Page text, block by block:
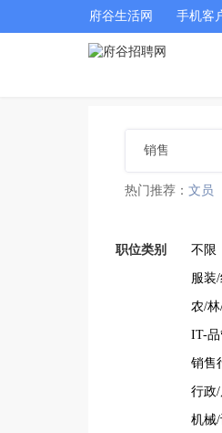
府谷生活网 手机客
热门推荐： 文员
职位类别 不限
服装
农/
IT-品
销售
行政
机械